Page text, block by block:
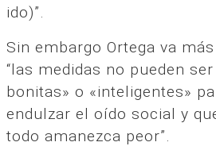
ido)”.
Sin embargo Ortega va
“las medidas no pueden
bonitas» o «inteligentes»
endulzar el oído social y
todo amanezca peor”.